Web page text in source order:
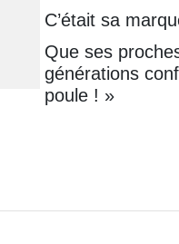
C’était sa
Que ses
générations
poule ! »